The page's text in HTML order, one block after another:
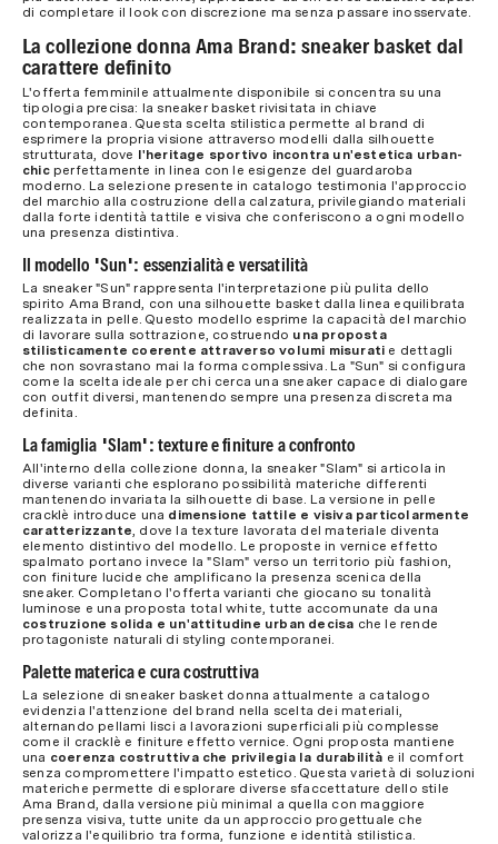
di completare il look con discrezione ma senza passare inosservate.
La collezione donna Ama Brand: sneaker basket dal
carattere definito
L'offerta femminile attualmente disponibile si concentra su una
tipologia precisa: la sneaker basket rivisitata in chiave
contemporanea. Questa scelta stilistica permette al brand di
esprimere la propria visione attraverso modelli dalla silhouette
strutturata, dove l'heritage sportivo incontra un'estetica urban-
chicperfettamente in linea con le esigenze del guardaroba
moderno. La selezione presente in catalogo testimonia l'approccio
del marchio alla costruzione della calzatura, privilegiando materiali
dalla forte identità tattile e visiva che conferiscono a ogni modello
una presenza distintiva.
Il modello "Sun": essenzialità e versatilità
La sneaker "Sun" rappresenta l'interpretazione più pulita dello
spirito Ama Brand, con una silhouette basket dalla linea equilibrata
realizzata in pelle. Questo modello esprime la capacità del marchio
di lavorare sulla sottrazione, costruendo una proposta
stilisticamente coerente attraverso volumi misurati e dettagli
che non sovrastano mai la forma complessiva. La "Sun" si configura
come la scelta ideale per chi cerca una sneaker capace di dialogare
con outfit diversi, mantenendo sempre una presenza discreta ma
definita.
La famiglia "Slam": texture e finiture a confronto
All'interno della collezione donna, la sneaker "Slam" si articola in
diverse varianti che esplorano possibilità materiche differenti
mantenendo invariata la silhouette di base. La versione in pelle
cracklè introduce una dimensione tattile e visiva particolarmente
caratterizzante , dove la texture lavorata del materiale diventa
elemento distintivo del modello. Le proposte in vernice effetto
spalmato portano invece la "Slam" verso un territorio più fashion,
con finiture lucide che amplificano la presenza scenica della
sneaker. Completano l'offerta varianti che giocano su tonalità
luminose e una proposta total white, tutte accomunate da una
costruzione solida e un'attitudine urban decisa che le rende
protagoniste naturali di styling contemporanei.
Palette materica e cura costruttiva
La selezione di sneaker basket donna attualmente a catalogo
evidenzia l'attenzione del brand nella scelta dei materiali,
alternando pellami lisci a lavorazioni superficiali più complesse
come il cracklè e finiture effetto vernice. Ogni proposta mantiene
una coerenza costruttiva che privilegia la durabilità e il comfort
senza compromettere l'impatto estetico. Questa varietà di soluzioni
materiche permette di esplorare diverse sfaccettature dello stile
Ama Brand, dalla versione più minimal a quella con maggiore
presenza visiva, tutte unite da un approccio progettuale che
valorizza l'equilibrio tra forma, funzione e identità stilistica.